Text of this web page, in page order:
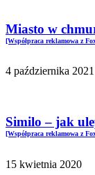
Miasto w
[Współpraca reklamowa z
4 października 2021
Similo – jak
[Współpraca reklamowa z
15 kwietnia 2020